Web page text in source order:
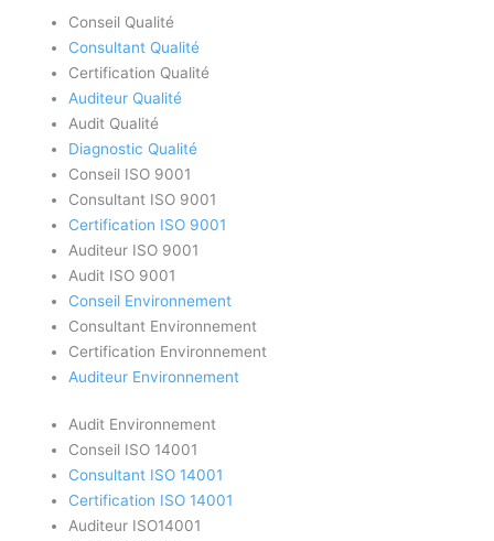
Conseil Qualité
Consultant Qualité
Certification Qualité
Auditeur Qualité
Audit Qualité
Diagnostic Qualité
Conseil ISO 9001
Consultant ISO 9001
Certification ISO 9001
Auditeur ISO 9001
Audit ISO 9001
Conseil Environnement
Consultant Environnement
Certification Environnement
Auditeur Environnement
Audit Environnement
Conseil ISO 14001
Consultant ISO 14001
Certification ISO 14001
Auditeur ISO14001